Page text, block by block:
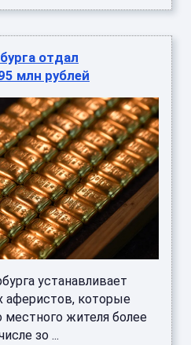
отдал
млн рублей
устанавливает
аферистов, которые
жителя более
зо ...